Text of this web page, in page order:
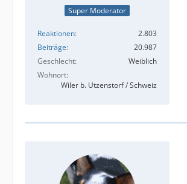
Super Moderator
Reaktionen
2.803
Beiträge
20.987
Geschlecht
Weiblich
Wohnort
Wiler b. Utzenstorf / Schweiz